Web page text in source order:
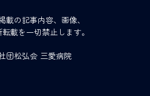
載の記事内容、画像、
載を一切禁止します。
団松弘会 三愛病院